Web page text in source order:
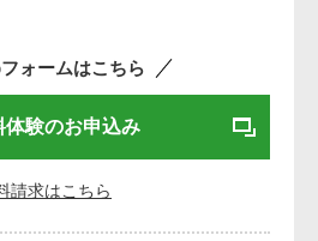
ォームはこちら
体験のお申込み
請求はこちら